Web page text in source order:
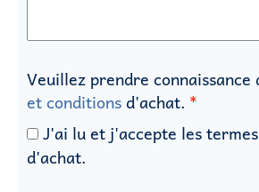
Veuillez prendre connaissance
et conditions d'achat.
J'ai lu et j'accepte les
d'achat.